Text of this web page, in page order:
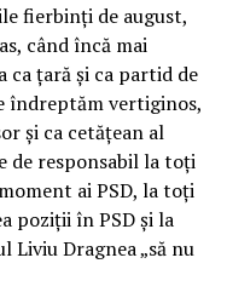
fierbinți de august,
când încă mai
ca țară și ca partid de
îndreptăm vertiginos,
și ca cetățean al
de responsabil la toți
ai PSD, la toți
poziții în PSD și la
Liviu Dragnea „să nu